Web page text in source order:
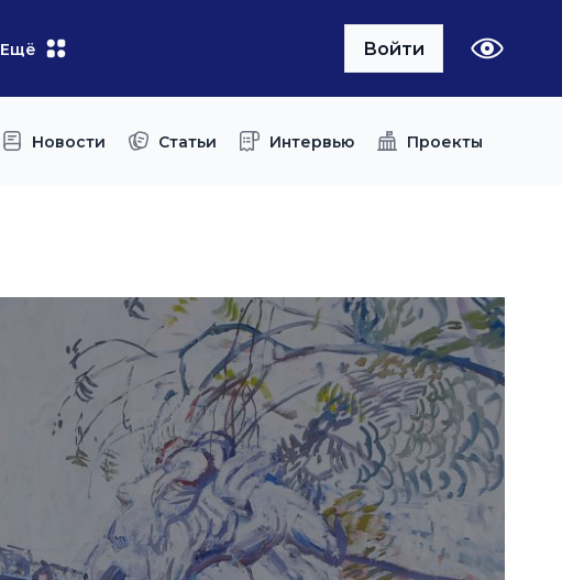
Ещё Войти
Новости Статьи Интервью Проекты